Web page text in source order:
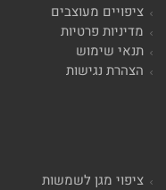
ציפויים מעוצבים
מדיניות פרטיות
תנאי שימוש
הצהרת נגישות
ציפוי מגן לשמשות